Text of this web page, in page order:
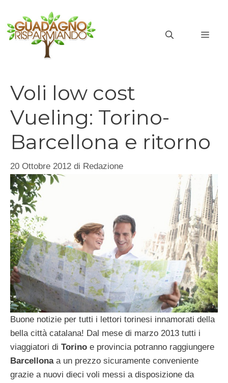
contenuto
Voli low cost
Vueling: Torino-
Barcellona e ritorno
20 Ottobre 2012 di Redazione
Buone notizie per tutti i lettori torinesi innamorati della
bella città catalana! Dal mese di marzo 2013 tutti i
viaggiatori di Torino e provincia potranno raggiungere
Barcellonaa un prezzo sicuramente conveniente
grazie a nuovi dieci voli messi a disposizione da